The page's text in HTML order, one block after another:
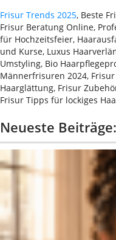
Frisur Trends 2025, Beste
Frisur Beratung Online,
für Hochzeitsfeier,
und Kurse, Luxus
Umstyling, Bio
Männerfrisuren 2024,
Haarglättung, Frisur
Frisur Tipps für lockiges
Neueste Beiträge: